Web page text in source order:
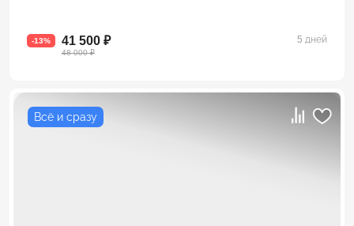
-13% 41 500 ₽
48 000 ₽
5 дней
Всё и сразу